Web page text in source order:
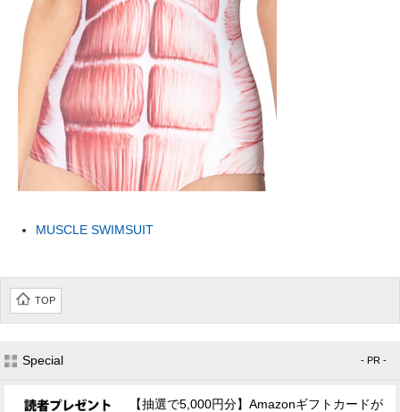
MUSCLE SWIMSUIT
TOP
Special - PR -
【抽選で5,000円分】Amazonギフトカードが